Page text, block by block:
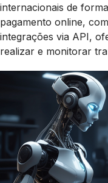
internacionais de
pagamento online,
integrações via API,
realizar e monitorar